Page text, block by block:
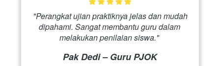
dipahami. Sangat membantu guru dalam
melakukan penilaian siswa."
Pak Dedi – Guru PJOK